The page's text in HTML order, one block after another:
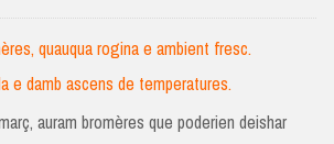
quauqua rogina e ambient fresc.
e damb ascens de temperatures.
auram bromères que poderien deishar